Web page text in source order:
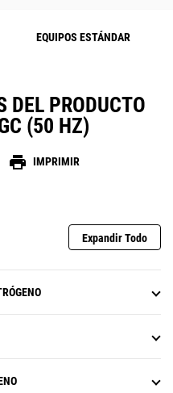
EQUIPOS ESTÁNDAR
DEL PRODUCTO
(50 HZ)
print IMPRIMIR
Expandir Todo